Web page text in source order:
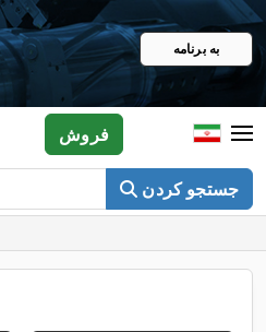
به برنامه
جستجو کردن
فروش